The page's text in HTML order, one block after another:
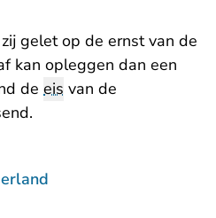
gelet op de ernst van de
kan opleggen dan een
de eis van de